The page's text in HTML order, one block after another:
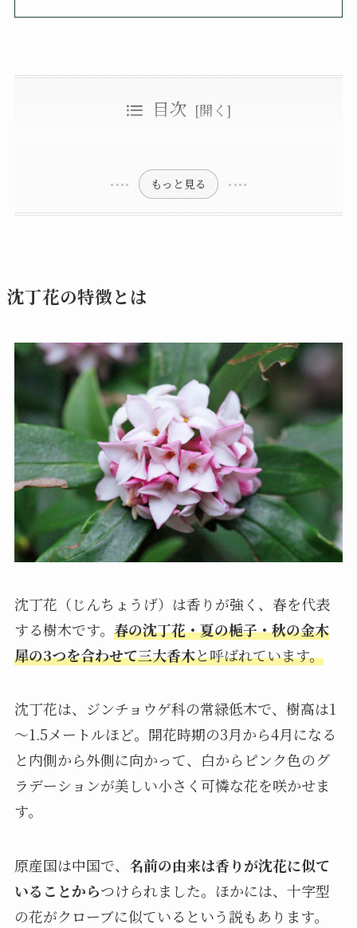
目次
定期的な鉢替え作業が必要
もっと見る
沈丁花の特徴とは
沈丁花（じんちょうげ）は香りが強く、春を代表
する樹木です。 春の沈丁花・夏の梔子・秋の金木
犀の3つを合わせて三大香木と呼ばれています。
沈丁花は、ジンチョウゲ科の常緑低木で、樹高は1
～1.5メートルほど。開花時期の3月から4月になる
と内側から外側に向かって、白からピンク色のグ
ラデーションが美しい小さく可憐な花を咲かせま
す。
原産国は中国で、 名前の由来は香りが沈花に似て
いることからつけられました。ほかには、十字型
の花がクローブに似ているという説もあります。